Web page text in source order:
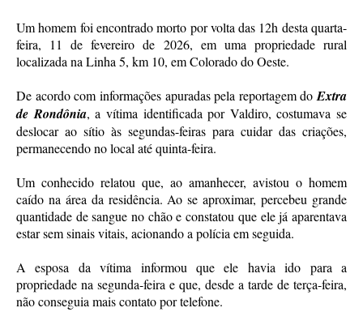
Um homem foi encontrado morto por volta das 12h desta quarta-
feira, 11 de fevereiro de 2026, em uma propriedade rural
localizada na Linha 5, km 10, em Colorado do Oeste.
De acordo com informações apuradas pela reportagem do Extra
de Rondônia, a vítima identificada por Valdiro, costumava se
deslocar ao sítio às segundas-feiras para cuidar das criações,
permanecendo no local até quinta-feira.
Um conhecido relatou que, ao amanhecer, avistou o homem
caído na área da residência. Ao se aproximar, percebeu grande
quantidade de sangue no chão e constatou que ele já aparentava
estar sem sinais vitais, acionando a polícia em seguida.
A esposa da vítima informou que ele havia ido para a
propriedade na segunda-feira e que, desde a tarde de terça-feira,
não conseguia mais contato por telefone.